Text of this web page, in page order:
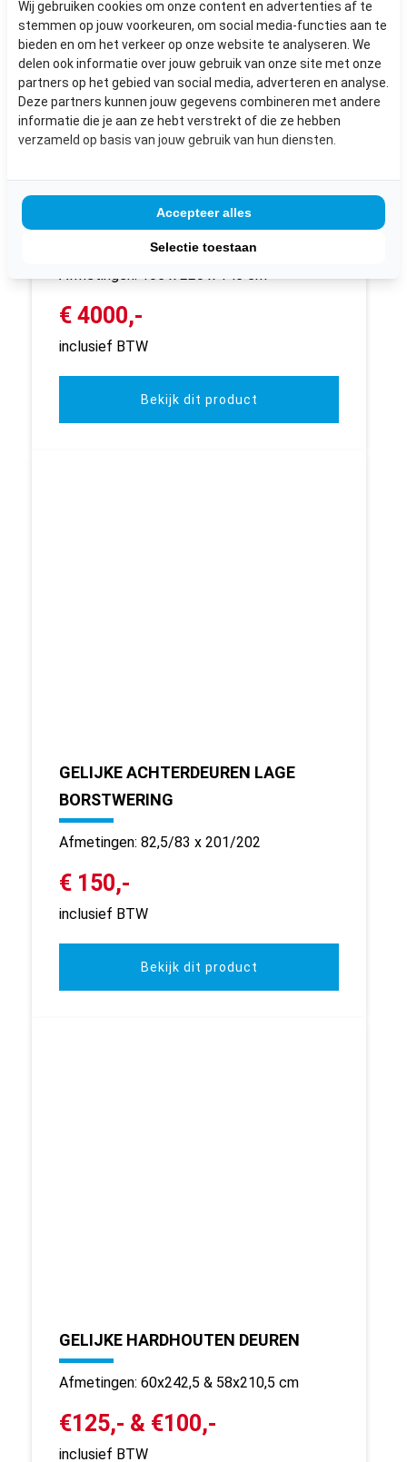
DAKKAPEL 2 GELIJKE
Afmetingen: 105 x 220 x 145 cm
€ 4000,-
inclusief BTW
Bekijk dit product
GELIJKE ACHTERDEUREN LAGE
BORSTWERING
Afmetingen: 82,5/83 x 201/202
€ 150,-
inclusief BTW
Bekijk dit product
GELIJKE HARDHOUTEN DEUREN
Afmetingen: 60x242,5 & 58x210,5 cm
€125,- & €100,-
inclusief BTW
Wij gebruiken cookies om onze content en advertenties af te
stemmen op jouw voorkeuren, om social media-functies aan te
bieden en om het verkeer op onze website te analyseren. We
delen ook informatie over jouw gebruik van onze site met onze
partners op het gebied van social media, adverteren en analyse.
Deze partners kunnen jouw gegevens combineren met andere
informatie die je aan ze hebt verstrekt of die ze hebben
verzameld op basis van jouw gebruik van hun diensten.
Selectie toestaan
Accepteer alles